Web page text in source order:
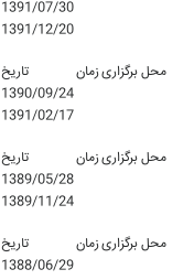
1391/07/30
1391/12/20
تاریخ زمانمحل برگزاری
1390/09/24
1391/02/17
تاریخ زمانمحل برگزاری
1389/05/28
1389/11/24
تاریخ زمانمحل برگزاری
1388/06/29